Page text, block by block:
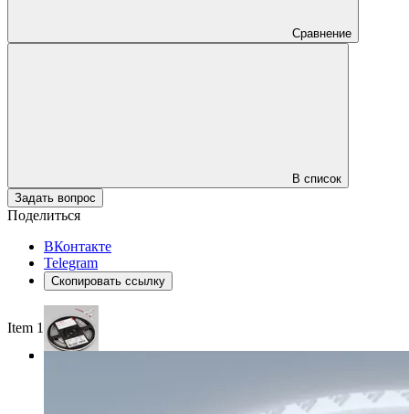
Сравнение
В список
Задать вопрос
Поделиться
ВКонтакте
Telegram
Скопировать ссылку
Item 1 of 3